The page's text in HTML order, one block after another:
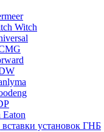
Witch
установок ГНБ